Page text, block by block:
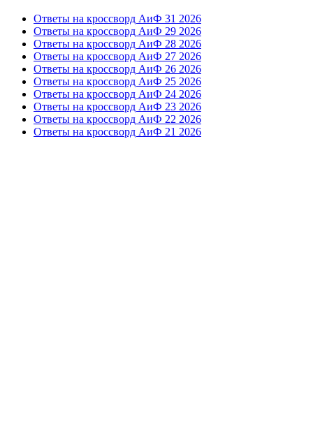
Ответы на кроссворд АиФ 31 2026
Ответы на кроссворд АиФ 29 2026
Ответы на кроссворд АиФ 28 2026
Ответы на кроссворд АиФ 27 2026
Ответы на кроссворд АиФ 26 2026
Ответы на кроссворд АиФ 25 2026
Ответы на кроссворд АиФ 24 2026
Ответы на кроссворд АиФ 23 2026
Ответы на кроссворд АиФ 22 2026
Ответы на кроссворд АиФ 21 2026